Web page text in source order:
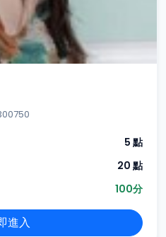
5 點
20 點
100分
進入